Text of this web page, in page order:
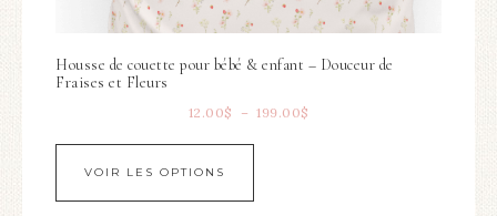
Housse de couette pour bébé & enfant – Douceur de
Fraises et Fleurs
12.00$ – 199.00$
VOIR LES OPTIONS